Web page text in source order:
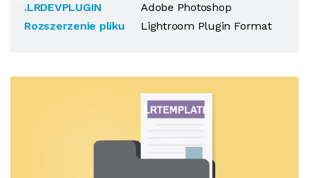
.LRDEVPLUGIN
Rozszerzenie pliku
Adobe Photoshop
Lightroom Plugin Format